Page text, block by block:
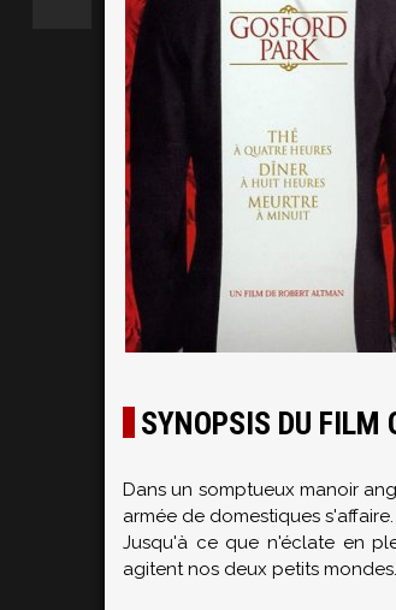
SYNOPSIS DU FILM
Dans un somptueux manoir
armée de domestiques
Jusqu'à ce que n'éclate en
agitent nos deux petits